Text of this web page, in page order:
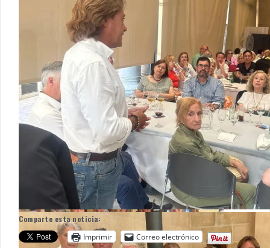
Comparte esta noticia:
Imprimir
Correo electrónico